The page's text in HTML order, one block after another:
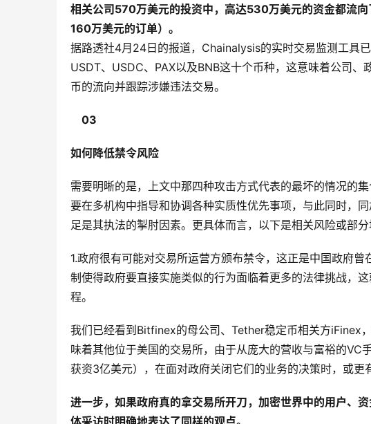
相关公司570万美元的投资中，高达530万美元的资金都流
160万美元的订单）。
据路透社4月24日的报道，Chainalysis的实时交易监测工具
USDT、USDC、PAX以及BNB这十个币种，这意味着公司
币的流向并跟踪涉嫌违法交易。
03
如何降低禁令风险
需要明晰的是，上文中那四种攻击方式代表的最坏的情况的
要在多机构中指导和协调各种实质性优先事项，与此同时，
足是其执法的掣肘因素。更具体而言，以下是相关风险或部分
1.政府很有可能对交易所运营方颁布禁令，这正是中国政府
制使得政府要直接实施类似的行为面临着更多的法律挑战，
程。
我们已经看到Bitfinex的母公司、Tether稳定币相关方iFinex
味着其他位于美国的交易所，由于从庞大的营收与富裕的
获资3亿美元），在面对政府关闭它们的业务的决策时，或更
进一步，如果政府真的拿交易所开刀，加密世界中的用户、